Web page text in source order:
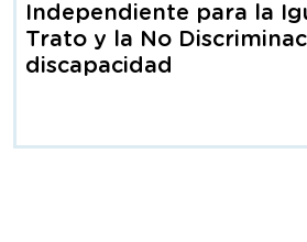
Independiente para la
Trato y la No
discapacidad